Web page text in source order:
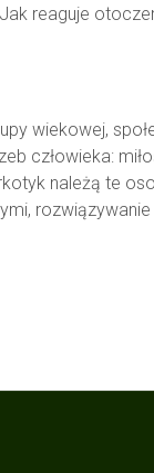
reaguje
wiekowej,
człowieka:
należą te